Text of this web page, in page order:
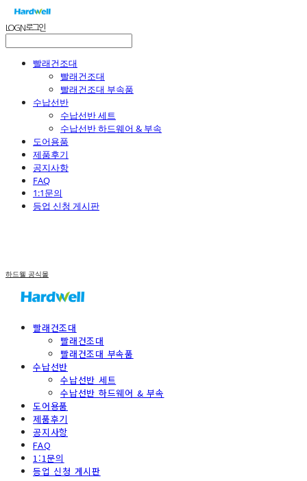
LOG IN로그인
빨래건조대
빨래건조대
빨래건조대 부속품
수납선반
수납선반 세트
수납선반 하드웨어 & 부속
도어용품
제품후기
공지사항
FAQ
1:1문의
등업 신청 게시판
하드웰 공식몰
빨래건조대
빨래건조대
빨래건조대 부속품
수납선반
수납선반 세트
수납선반 하드웨어 & 부속
도어용품
제품후기
공지사항
FAQ
1:1문의
등업 신청 게시판